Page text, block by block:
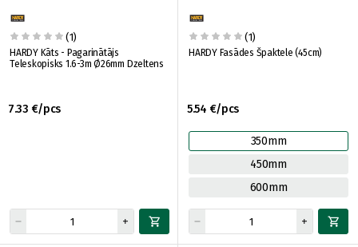
(1)
HARDY Kāts - Pagarinātājs
Teleskopisks 1.6-3m Ø26mm Dzeltens
7.33 €/pcs
(1)
HARDY Fasādes Špaktele (45cm)
5.54 €/pcs
350mm
450mm
600mm